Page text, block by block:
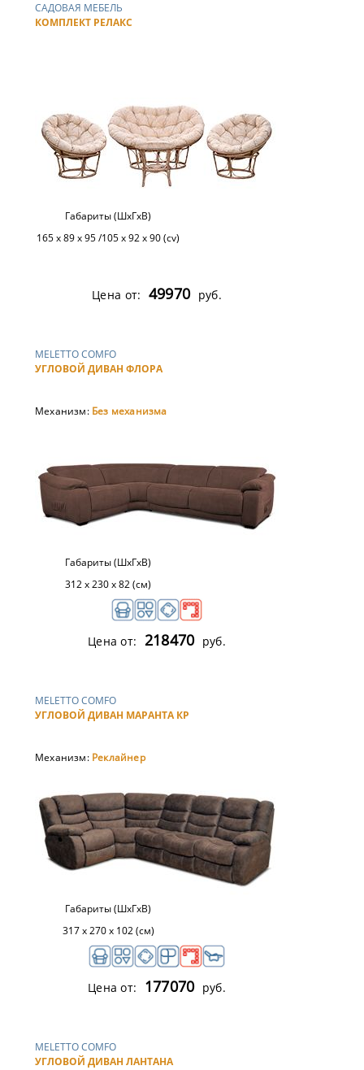
САДОВАЯ МЕБЕЛЬ
КОМПЛЕКТ РЕЛАКС
Габариты (ШхГхВ)
165 x 89 х 95 /105 x 92 х 90 (cv)
Цена от: 49970 руб.
MELETTO COMFO
УГЛОВОЙ ДИВАН ФЛОРА
Механизм: Без механизма
Габариты (ШхГхВ)
312 x 230 x 82 (см)
Цена от: 218470 руб.
MELETTO COMFO
УГЛОВОЙ ДИВАН МАРАНТА КР
Механизм: Реклайнер
Габариты (ШхГхВ)
317 x 270 х 102 (см)
Цена от: 177070 руб.
MELETTO COMFO
УГЛОВОЙ ДИВАН ЛАНТАНА